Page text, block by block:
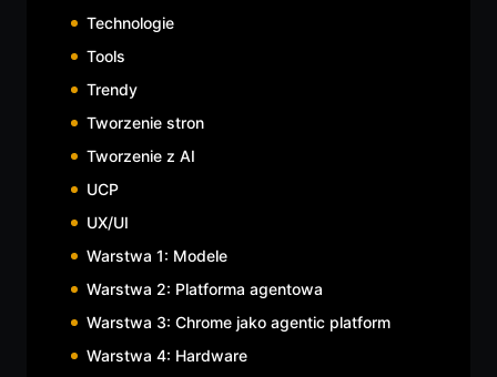
Technologie
Tools
Trendy
Tworzenie stron
Tworzenie z AI
UCP
UX/UI
Warstwa 1: Modele
Warstwa 2: Platforma agentowa
Warstwa 3: Chrome jako agentic platform
Warstwa 4: Hardware